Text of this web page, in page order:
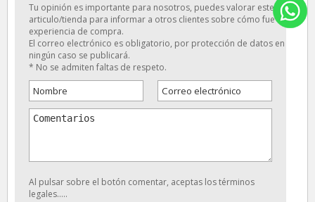
Tu opinión es importante para nosotros, puedes valorar este
articulo/tienda para informar a otros clientes sobre cómo fue tu
experiencia de compra.
El correo electrónico es obligatorio, por protección de datos en
ningún caso se publicará.
* No se admiten faltas de respeto.
Al pulsar sobre el botón comentar, aceptas los términos
legales.....